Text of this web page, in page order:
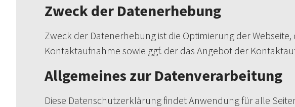
Zweck der Datenerhebung
Zweck der Datenerhebung ist die Optimierung der
Kontaktaufnahme sowie ggf. der das Angebot der
Allgemeines zur Datenverarbeitung
Diese Datenschutzerklärung findet Anwendung für alle